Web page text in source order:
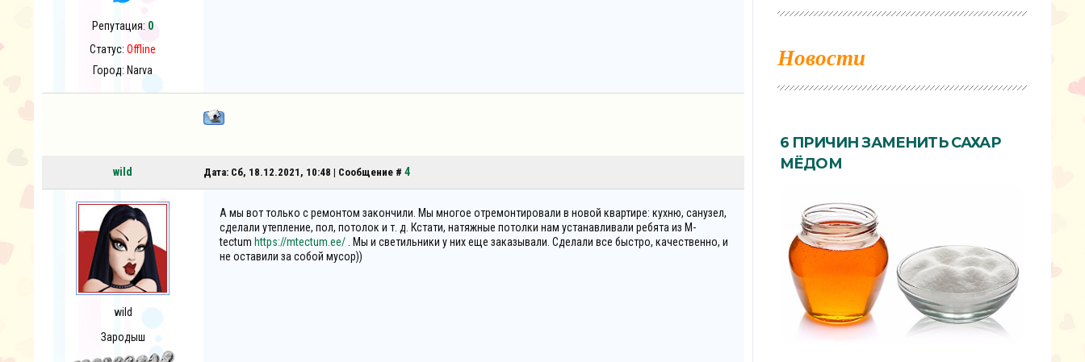
Репутация: 0
Статус: Offline
Город: Narva
wild Дата: Сб, 18.12.2021, 10:48 | Сообщение # 4
wild
Зародыш
А мы вот только с ремонтом закончили. Мы многое отремонтировали в новой квартире: кухню, санузел,
сделали утепление, пол, потолок и т. д. Кстати, натяжные потолки нам устанавливали ребята из M-
tectum https://mtectum.ee/ . Мы и светильники у них еще заказывали. Сделали все быстро, качественно, и
не оставили за собой мусор))
Новости
6 ПРИЧИН ЗАМЕНИТЬ САХАР
МЁДОМ